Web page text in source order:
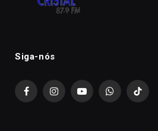
Siga-nós
FacebookInstagramYouTubeWhatsAppTikTok